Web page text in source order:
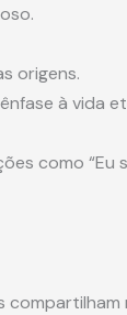
origens.
à vida
como “Eu
compartilham